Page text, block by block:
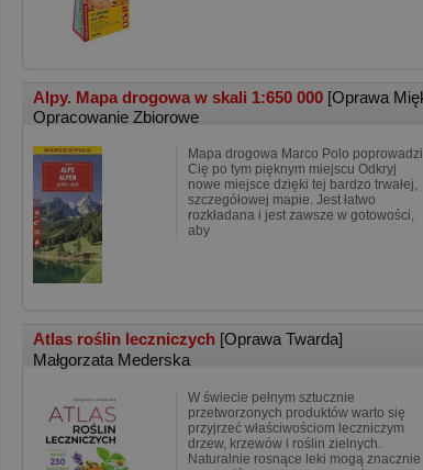
Alpy. Mapa drogowa w skali 1:650 000 [Oprawa
Opracowanie Zbiorowe
Mapa drogowa Marco Polo poprowadzi
Cię po tym pięknym miejscu Odkryj
nowe miejsce dzięki tej bardzo trwałej,
szczegółowej mapie. Jest łatwo
rozkładana i jest zawsze w gotowości,
aby
Atlas roślin leczniczych [Oprawa Twarda]
Małgorzata Mederska
W świecie pełnym sztucznie
przetworzonych produktów warto się
przyjrzeć właściwościom leczniczym
drzew, krzewów i roślin zielnych.
Naturalnie rosnące leki mogą znacznie